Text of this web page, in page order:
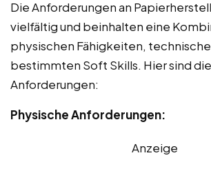
Die Anforderungen an
vielfältig und beinhalten eine
physischen Fähigkeiten,
bestimmten Soft Skills. Hier sind
Anforderungen:
Physische Anforderungen:
Anzeige